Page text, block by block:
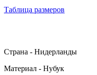
Таблица размеров
Страна - Нидерланды
Материал - Нубук